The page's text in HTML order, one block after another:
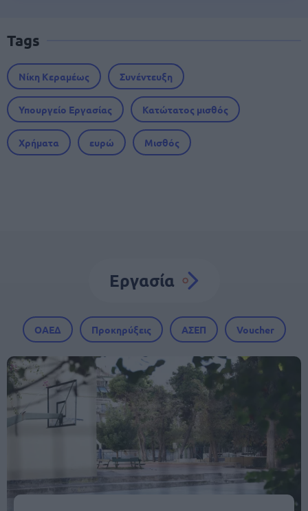
Tags
Νίκη Κεραμέως Συνέντευξη
Υπουργείο Εργασίας Κατώτατος μισθός
Χρήματα ευρώ Μισθός
Εργασία
ΟΑΕΔ Προκηρύξεις ΑΣΕΠ Voucher